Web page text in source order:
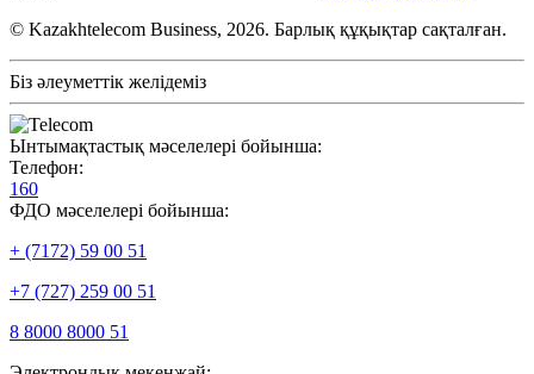
© Kazakhtelecom Business, 2026. Барлық құқықтар сақталған.
Біз әлеуметтік желідеміз
Ынтымақтастық мәселелері бойынша:
Телефон:
160
ФДО мәселелері бойынша:
+ (7172) 59 00 51
+7 (727) 259 00 51
8 8000 8000 51